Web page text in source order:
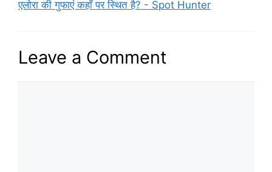
एलोरा की गुफाएं कहाँ पर स्थित है? - Spot Hunter
Leave a Comment